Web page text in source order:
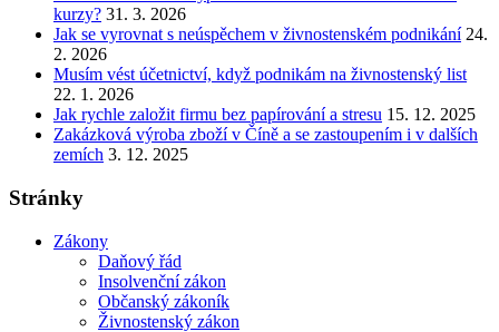
kurzy? 31. 3. 2026
Jak se vyrovnat s neúspěchem v živnostenském podnikání 24.
2. 2026
Musím vést účetnictví, když podnikám na živnostenský list
22. 1. 2026
Jak rychle založit firmu bez papírování a stresu 15. 12. 2025
Zakázková výroba zboží v Číně a se zastoupením i v dalších
zemích 3. 12. 2025
Stránky
Zákony
Daňový řád
Insolvenční zákon
Občanský zákoník
Živnostenský zákon